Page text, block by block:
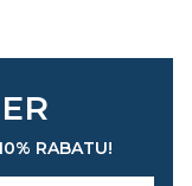
RABATU!